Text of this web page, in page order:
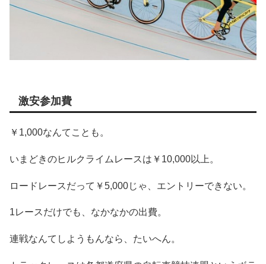
激安参加費
￥1,000なんてことも。
いまどきのヒルクライムレースは￥10,000以上。
ロードレースだって￥5,000じゃ、エントリーできない。
1レースだけでも、なかなかの出費。
連戦なんてしようもんなら、たいへん。